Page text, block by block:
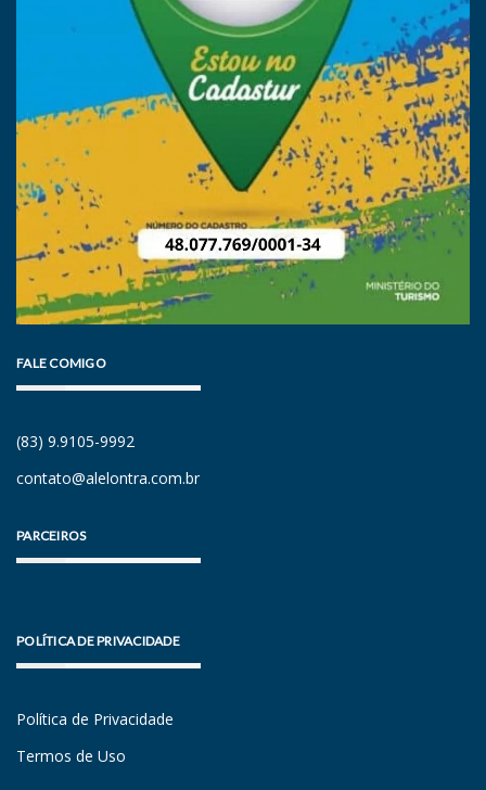
FALE COMIGO
(83) 9.9105-9992
contato@alelontra.com.br
PARCEIROS
POLÍTICA DE PRIVACIDADE
Política de Privacidade
Termos de Uso